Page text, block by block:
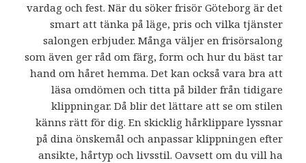
vardag och fest. När du söker frisör Göteborg är det
smart att tänka på läge, pris och vilka tjänster
salongen erbjuder. Många väljer en frisörsalong
som även ger råd om färg, form och hur du bäst tar
hand om håret hemma. Det kan också vara bra att
läsa omdömen och titta på bilder från tidigare
klippningar. Då blir det lättare att se om stilen
känns rätt för dig. En skicklig hårklippare lyssnar
på dina önskemål och anpassar klippningen efter
ansikte, hårtyp och livsstil. Oavsett om du vill ha